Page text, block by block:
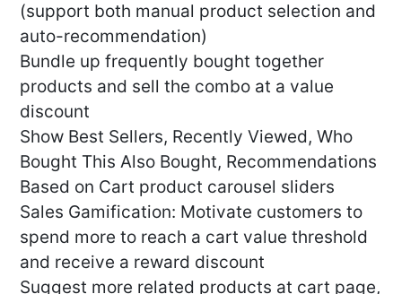
(support both manual product selection and
auto-recommendation)
Bundle up frequently bought together
products and sell the combo at a value
discount
Show Best Sellers, Recently Viewed, Who
Bought This Also Bought, Recommendations
Based on Cart product carousel sliders
Sales Gamification: Motivate customers to
spend more to reach a cart value threshold
and receive a reward discount
Suggest more related products at cart page,